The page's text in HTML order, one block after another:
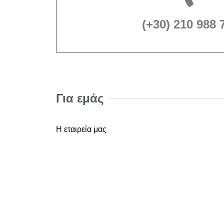
(+30) 210 988
Για εμάς
Η εταιρεία μας